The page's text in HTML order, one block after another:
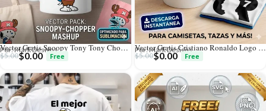
Vector Gratis Snoopy Tony Tony Chopper One Piece Anime Mashup para Sublimación
Por: Mark Designs
$5.00$0.00
Vector Gratis Cristiano Ronaldo Logo CR7 Silueta Rostro para Sublimación
Por: Mark Designs
$5.00$0.00